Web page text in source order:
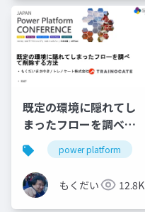
既定の環境に隠れてし
まったフローを調べて
削除する方法power platform
もくだい 12.8K